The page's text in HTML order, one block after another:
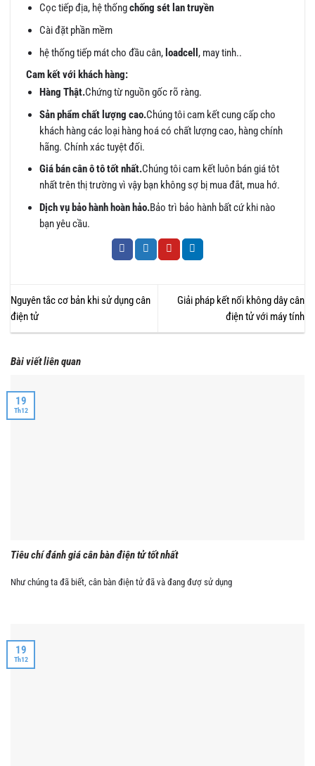
Cọc tiếp địa, hệ thốngchống sét lan truyền
Cài đặt phần mềm
hệ thống tiếp mát cho đầu cân, loadcell , may tinh..
Cam kết với khách hàng:
Hàng Thật.Chứng từ nguồn gốc rõ ràng.
Sản phẩm chất lượng cao.Chúng tôi cam kết cung cấp cho
khách hàng các loại hàng hoá có chất lượng cao, hàng chính
hãng. Chính xác tuyệt đối.
Giá bán cân ô tô tốt nhất.Chúng tôi cam kết luôn bán giá tôt
nhất trên thị trường vì vậy bạn không sợ bị mua đắt, mua hớ.
Dịch vụ bảo hành hoàn hảo.Bảo trì bảo hành bất cứ khi nào
bạn yêu cầu.
Nguyên tắc cơ bản khi sử dụng cân
điện tử
Giải pháp kết nối không dây cân
điện tử với máy tính
Bài viết liên quan
Tiêu chí đánh giá cân bàn điện tử tốt nhất
Như chúng ta đã biết, cân bàn điện tử đã và đang đượ sử dụng
19
Th12
19
Th12